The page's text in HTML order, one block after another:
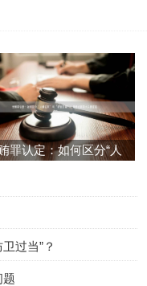
；事后及时报警并保
不法侵害时采取必要
当防卫的法律界限，
过度防卫而触犯法
维权才是明智之举。
罪认定：如何区分“人
过当”？
题